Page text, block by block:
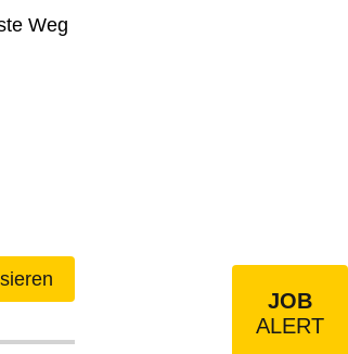
Weg
JOB
ALERT